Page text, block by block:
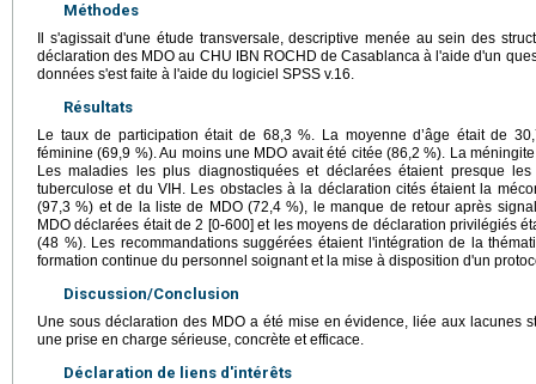
Méthodes
Il s'agissait d'une étude transversale, descriptive menée au sein des
déclaration des MDO au CHU IBN ROCHD de Casablanca à l'aide d'un
données s'est faite à l'aide du logiciel SPSS v.16.
Résultats
Le taux de participation était de 68,3 %. La moyenne d’âge était de
féminine (69,9 %). Au moins une MDO avait été citée (86,2 %). La
Les maladies les plus diagnostiquées et déclarées étaient presque
tuberculose et du VIH. Les obstacles à la déclaration cités étaient la
(97,3 %) et de la liste de MDO (72,4 %), le manque de retour après
MDO déclarées était de 2 [0-600] et les moyens de déclaration privilégiés
(48 %). Les recommandations suggérées étaient l'intégration de la
formation continue du personnel soignant et la mise à disposition d'un
Discussion/Conclusion
Une sous déclaration des MDO a été mise en évidence, liée aux lacunes
une prise en charge sérieuse, concrète et efficace.
Déclaration de liens d'intérêts